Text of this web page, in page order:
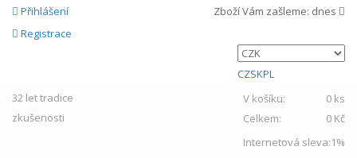
Přihlášení
Registrace
Zboží Vám zašleme: dnes
CZSKPL
32 lettradice
zkušenosti
V košíku:
0 ks
Celkem:
0 Kč
Internetová sleva:1%